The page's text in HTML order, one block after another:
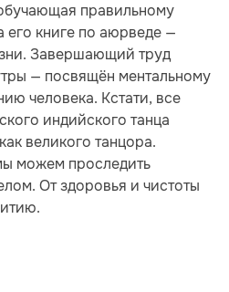
правильному
его книге по аюрведе —
Завершающий труд
— посвящён ментальному
человека. Кстати, все
индийского танца
великого танцора.
можем проследить
От здоровья и чистоты